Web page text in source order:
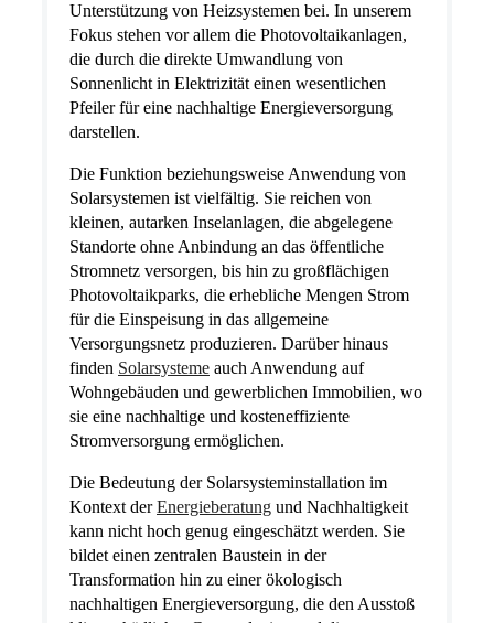
Unterstützung von Heizsystemen bei. In unserem
Fokus stehen vor allem die Photovoltaikanlagen,
die durch die direkte Umwandlung von
Sonnenlicht in Elektrizität einen wesentlichen
Pfeiler für eine nachhaltige Energieversorgung
darstellen.
Die Funktion beziehungsweise Anwendung von
Solarsystemen ist vielfältig. Sie reichen von
kleinen, autarken Inselanlagen, die abgelegene
Standorte ohne Anbindung an das öffentliche
Stromnetz versorgen, bis hin zu großflächigen
Photovoltaikparks, die erhebliche Mengen Strom
für die Einspeisung in das allgemeine
Versorgungsnetz produzieren. Darüber hinaus
finden Solarsysteme auch Anwendung auf
Wohngebäuden und gewerblichen Immobilien, wo
sie eine nachhaltige und kosteneffiziente
Stromversorgung ermöglichen.
Die Bedeutung der Solarsysteminstallation im
Kontext derEnergieberatung und Nachhaltigkeit
kann nicht hoch genug eingeschätzt werden. Sie
bildet einen zentralen Baustein in der
Transformation hin zu einer ökologisch
nachhaltigen Energieversorgung, die den Ausstoß